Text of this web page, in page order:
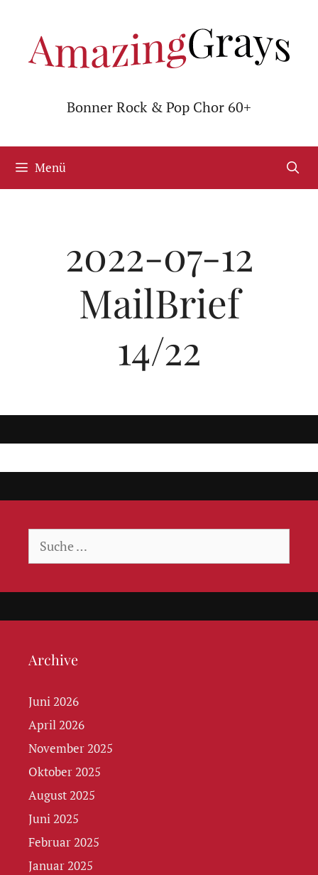
springen
Bonner Rock & Pop Chor 60+
Menü
2022-07-12
MailBrief
14/22
Suche
Archive
Juni 2026
April 2026
November 2025
Oktober 2025
August 2025
Juni 2025
Februar 2025
Januar 2025